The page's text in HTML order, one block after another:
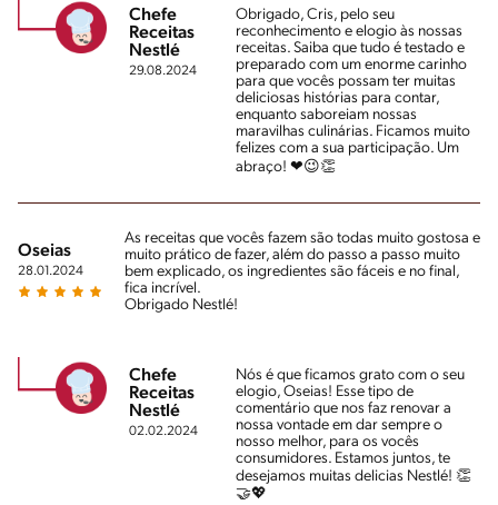
Chefe
Receitas
Nestlé
29.08.2024
Obrigado, Cris, pelo seu
reconhecimento e elogio às nossas
receitas. Saiba que tudo é testado e
preparado com um enorme carinho
para que vocês possam ter muitas
deliciosas histórias para contar,
enquanto saboreiam nossas
maravilhas culinárias. Ficamos muito
felizes com a sua participação. Um
abraço! ❤😉👏
Oseias
28.01.2024
As receitas que vocês fazem são todas muito gostosa e
muito prático de fazer, além do passo a passo muito
bem explicado, os ingredientes são fáceis e no final,
fica incrível.
Obrigado Nestlé!
Chefe
Receitas
Nestlé
02.02.2024
Nós é que ficamos grato com o seu
elogio, Oseias! Esse tipo de
comentário que nos faz renovar a
nossa vontade em dar sempre o
nosso melhor, para os vocês
consumidores. Estamos juntos, te
desejamos muitas delicias Nestlé! 👏
🤝💖